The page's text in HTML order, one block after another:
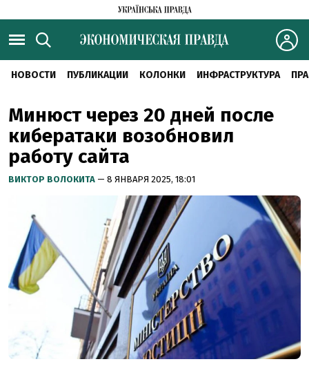
НОВОСТИ ПУБЛИКАЦИИ КОЛОНКИ ИНФРАСТРУКТУРА
Минюст через 20 дней после
кибератаки возобновил
работу сайта
ВИКТОР ВОЛОКИТА — 8 ЯНВАРЯ 2025, 18:01